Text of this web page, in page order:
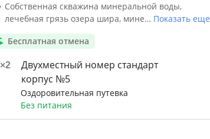
Собственная скважина минеральной воды,
лечебная грязь озера шира, мине… Показать еще
Бесплатная отмена
×2
Двухместный номер стандарт
корпус №5
Оздоровительная путевка
Без питания